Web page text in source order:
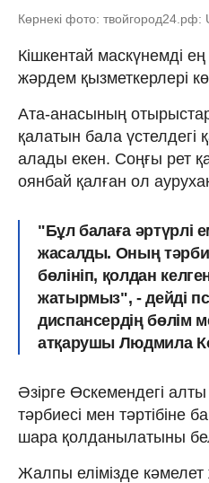
Көрнекі фото: твойгород24.рф:
Кішкентай маскүнемді
жәрдем қызметкерлері
Ата-анасының
қалатын бала үстелдегі
алады екен. Соңғы рет
оянбай қалған ол
"Бұл балаға әртүрлі
жасалды. Оның
бөлініп, қолдан
жатырмыз", - дейді
диспансердің бөлім
атқарушы Людмила
Әзірге Өскемендегі
тәрбиесі мен тәртібіне
шара қолданылатыны
Жалпы елімізде